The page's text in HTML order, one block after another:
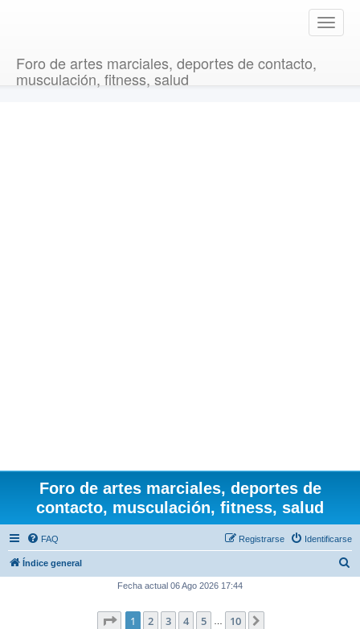
T
o
Foro de artes marciales, deportes de contacto,
musculación, fitness, salud
Foro de artes marciales, deportes de
contacto, musculación, fitness, salud
FAQ Identificarse
Registrarse
Índice general
Fecha actual 06 Ago 2026 17:44
Página de 10
1 2 3 4 5 10